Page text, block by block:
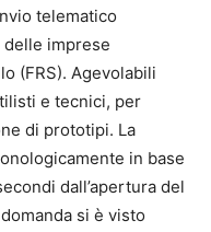
telematico
delle imprese
(FRS). Agevolabili
e tecnici, per
di prototipi. La
in base
dall’apertura del
si è visto